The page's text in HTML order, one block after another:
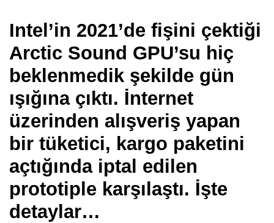
Intel’in 2021’de fişini çektiği
Arctic Sound GPU’su hiç
beklenmedik şekilde gün
ışığına çıktı. İnternet
üzerinden alışveriş yapan
bir tüketici, kargo paketini
açtığında iptal edilen
prototiple karşılaştı. İşte
detaylar…